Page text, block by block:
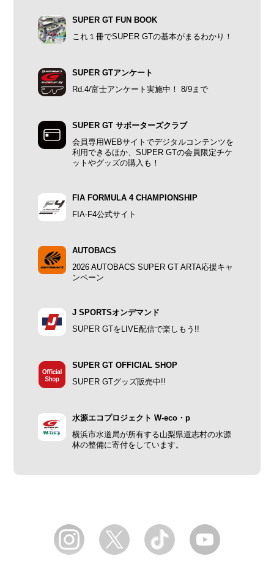
SUPER GT FUN BOOK
これ１冊でSUPER GTの基本がまるわかり！
SUPER GTアンケート
Rd.4/富士アンケート実施中！ 8/9まで
SUPER GT サポーターズクラブ
会員専用WEBサイトでデジタルコンテンツを
利用できるほか、SUPER GTの会員限定チケ
ットやグッズの購入も！
FIA FORMULA 4 CHAMPIONSHIP
FIA-F4公式サイト
AUTOBACS
2026 AUTOBACS SUPER GT ARTA応援キャ
ンペーン
J SPORTSオンデマンド
SUPER GTをLIVE配信で楽しもう!!
SUPER GT OFFICIAL SHOP
SUPER GTグッズ販売中!!
水源エコプロジェクト W-eco・p
横浜市水道局が所有する山梨県道志村の水源
林の整備に寄付をしています。